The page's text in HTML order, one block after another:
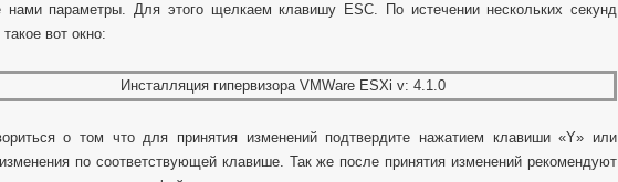
нами параметры. Для этого щелкаем клавишу ESC. По истечении нескольких секунд
вот окно:
о том что для принятия изменений подтвердите нажатием клавиши «Y» или
по соответствующей клавише. Так же после принятия изменений рекомендуют